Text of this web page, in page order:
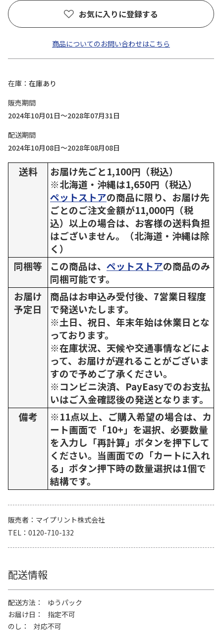
お気に入りに登録する
商品についてのお問い合わせはこちら
在庫
在庫あり
販売期間
2024年10月01日～2028年07月31日
配送期間
2024年10月08日～2028年08月08日
送料
お届け先ごと1,100円（税込）
※北海道・沖縄は1,650円（税込）
ペットストアの商品に限り、お届け先
ごとのご注文金額が11,000円（税
込）以上の場合は、お客様の送料負担
はございません。（北海道・沖縄は除
く）
同梱等
この商品は、 ペットストアの商品のみ
同梱可能です。
お届け
予定日
商品はお申込み受付後、7営業日程度
で発送いたします。
※土日、祝日、年末年始は休業日とな
っております。
※在庫状況、天候や交通事情などによ
って、お届けが遅れることがございま
すので予めご了承ください。
※コンビニ決済、PayEasyでのお支払
いはご入金確認後の発送となります。
備考
※11点以上、ご購入希望の場合は、カ
ート画面で「10+」を選択、必要数量
を入力し「再計算」ボタンを押下して
ください。当画面での「カートに入れ
る」ボタン押下時の数量選択は1個で
結構です。
販売者
マイプリント株式会社
TEL
0120-710-132
配送情報
配送方法
ゆうパック
お届け日
指定不可
のし
対応不可